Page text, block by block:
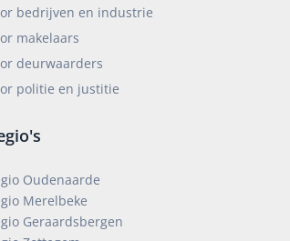
bedrijven en industrie
makelaars
deurwaarders
politie en justitie
Oudenaarde
Merelbeke
Geraardsbergen